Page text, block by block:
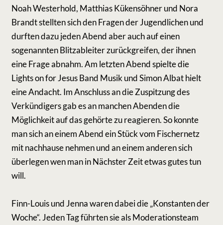
Noah Westerhold, Matthias Kükensöhner und Nora
Brandt stellten sich den Fragen der Jugendlichen und
durften dazu jeden Abend aber auch auf einen
sogenannten Blitzableiter zurückgreifen, der ihnen
eine Frage abnahm. Am letzten Abend spielte die
Lights on for Jesus Band Musik und Simon Albat hielt
eine Andacht. Im Anschluss an die Zuspitzung des
Verkündigers gab es an manchen Abenden die
Möglichkeit auf das gehörte zu reagieren. So konnte
man sich an einem Abend ein Stück vom Fischernetz
mit nachhause nehmen und an einem anderen sich
überlegen wen man in Nächster Zeit etwas gutes tun
will.
Finn-Louis und Jenna waren dabei die „Konstanten der
Woche“. Jeden Tag führten sie als Moderationsteam